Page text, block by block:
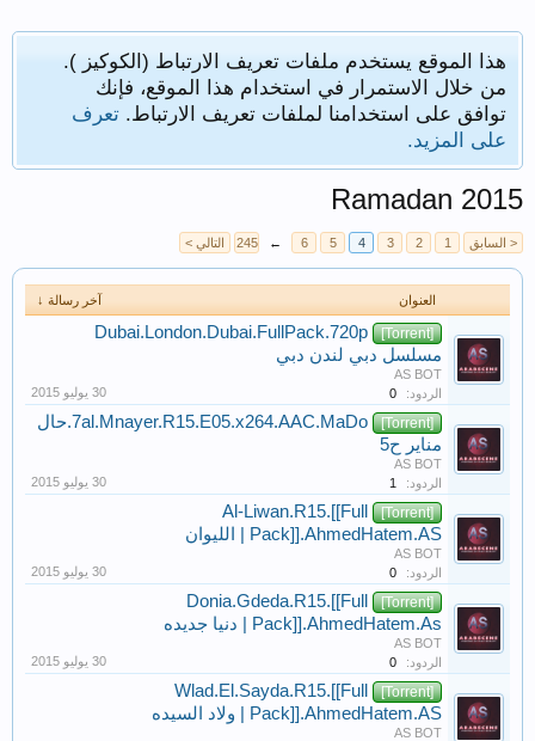
هذا الموقع يستخدم ملفات تعريف الارتباط (الكوكيز ).
من خلال الاستمرار في استخدام هذا الموقع، فإنك
توافق على استخدامنا لملفات تعريف الارتباط. تعرف
على المزيد.
Ramadan 2015
< السابق 1
2
3
4
5
6
←
245 التالي >
العنوان آخر رسالة ↓
[Torrent]
Dubai.London.Dubai.FullPack.720p
مسلسل دبي لندن دبي
AS BOT
الردود:
0
[Torrent]
7al.Mnayer.R15.E05.x264.AAC.MaDo.حال
مناير ح5
AS BOT
الردود:
1
[Torrent]
Al-Liwan.R15.[[Full
Pack]].AhmedHatem.AS | الليوان
AS BOT
الردود:
0
[Torrent]
Donia.Gdeda.R15.[[Full
Pack]].AhmedHatem.As | دنيا جديده
AS BOT
الردود:
0
[Torrent]
Wlad.El.Sayda.R15.[[Full
Pack]].AhmedHatem.AS | ولاد السيده
AS BOT